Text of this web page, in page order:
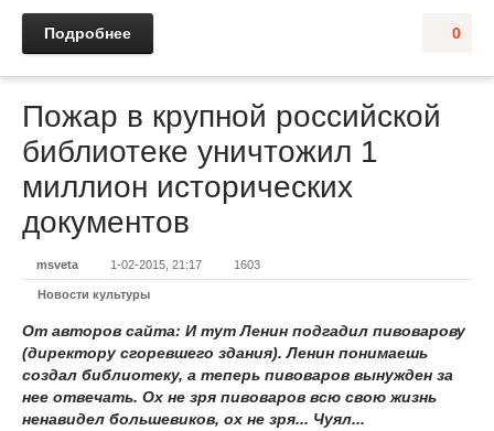
0
Подробнее
Пожар в крупной российской
библиотеке уничтожил 1
миллион исторических
документов
msveta 1-02-2015, 21:17 1603
Новости культуры
От авторов сайта: И тут Ленин подгадил пивоварову
(директору сгоревшего здания). Ленин понимаешь
создал библиотеку, а теперь пивоваров вынужден за
нее отвечать. Ох не зря пивоваров всю свою жизнь
ненавидел большевиков, ох не зря... Чуял...